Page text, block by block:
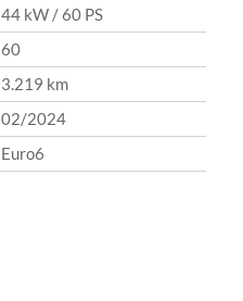
44 kW / 60 PS
60
3.219 km
02/2024
Euro6